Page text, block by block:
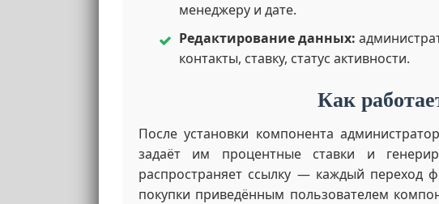
менеджеру и дате.
Редактирование данных:
контакты, ставку, статус активности.
Как
После установки компонента
задаёт им процентные ставки и
распространяет ссылку — каждый переход
покупки приведённым пользователем